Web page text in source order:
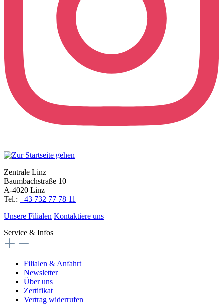
Zentrale Linz
Baumbachstraße 10
A-4020 Linz
Tel.: +43 732 77 78 11
Unsere Filialen Kontaktiere uns
Service & Infos
Filialen & Anfahrt
Newsletter
Über uns
Zertifikat
Vertrag widerrufen